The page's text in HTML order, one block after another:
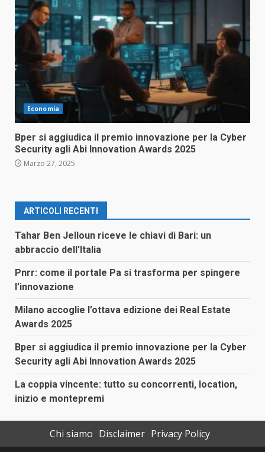
Economia
Bper si aggiudica il premio innovazione per la Cyber
Security agli Abi Innovation Awards 2025
Marzo 27, 2025
ARTICOLI RECENTI
Tahar Ben Jelloun riceve le chiavi di Bari: un
abbraccio dell’Italia
Pnrr: come il portale Pa si trasforma per spingere
l’innovazione
Milano accoglie l’ottava edizione dei Real Estate
Awards 2025
Bper si aggiudica il premio innovazione per la Cyber
Security agli Abi Innovation Awards 2025
La coppia vincente: tutto su concorrenti, location,
inizio e montepremi
Chi siamo Disclaimer Privacy Policy